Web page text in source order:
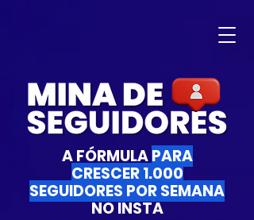
A FÓRMULAPARA
CRESCER 1.000
SEGUIDORES POR SEMANA
NO INSTA